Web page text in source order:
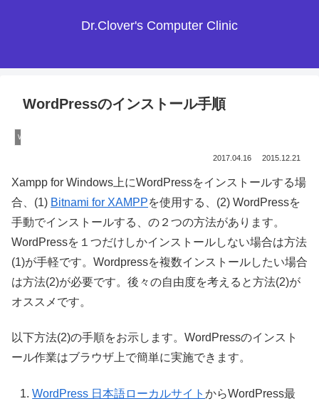
Dr.Clover's Computer Clinic
WordPressのインストール手順
WordPress本体
2017.04.16 2015.12.21
Xampp for Windows上にWordPressをインストールする場
合、(1) Bitnami for XAMPPを使用する、(2) WordPressを
手動でインストールする、の２つの方法があります。
WordPressを１つだけしかインストールしない場合は方法
(1)が手軽です。Wordpressを複数インストールしたい場合
は方法(2)が必要です。後々の自由度を考えると方法(2)が
オススメです。
以下方法(2)の手順をお示します。WordPressのインスト
ール作業はブラウザ上で簡単に実施できます。
WordPress 日本語ローカルサイトからWordPress最